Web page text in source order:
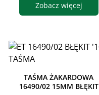
Zobacz więcej
TAŚMA ŻAKARDOWA
16490/02 15MM BŁĘKIT